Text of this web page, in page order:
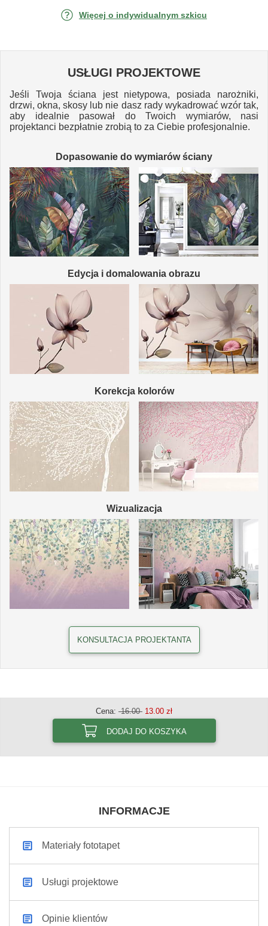
Więcej o indywidualnym szkicu
USŁUGI PROJEKTOWE
Jeśli Twoja ściana jest nietypowa, posiada narożniki,
drzwi, okna, skosy lub nie dasz rady wykadrować wzór tak,
aby idealnie pasował do Twoich wymiarów, nasi
projektanci bezpłatnie zrobią to za Ciebie profesjonalnie.
Dopasowanie do wymiarów ściany
Edycja i domalowania obrazu
Korekcja kolorów
Wizualizacja
KONSULTACJA PROJEKTANTA
Cena: 16.00 13.00 zł
DODAJ DO KOSZYKA
INFORMACJE
Materiały fototapet
Usługi projektowe
Opinie klientów